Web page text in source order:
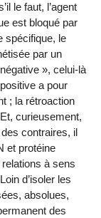
le faut, l’agent
est bloqué par
spécifique, le
par un
», celui-là
a pour
; la rétroaction
curieusement,
contraires, il
et protéine
à sens
d’isoler les
absolues,
des